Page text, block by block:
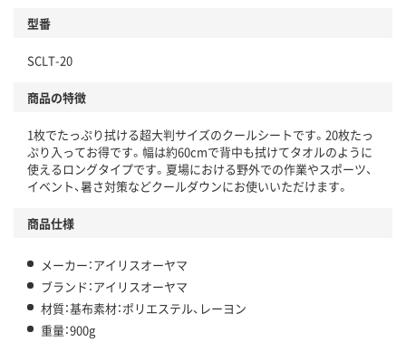
型番
SCLT-20
商品の特徴
1枚でたっぷり拭ける超大判サイズのクールシートです。20枚たっ
ぷり入ってお得です。幅は約60cmで背中も拭けてタオルのように
使えるロングタイプです。夏場における野外での作業やスポーツ、
イベント、暑さ対策などクールダウンにお使いいただけます。
商品仕様
メーカー：アイリスオーヤマ
ブランド：アイリスオーヤマ
材質：基布素材：ポリエステル、レーヨン
重量：900g